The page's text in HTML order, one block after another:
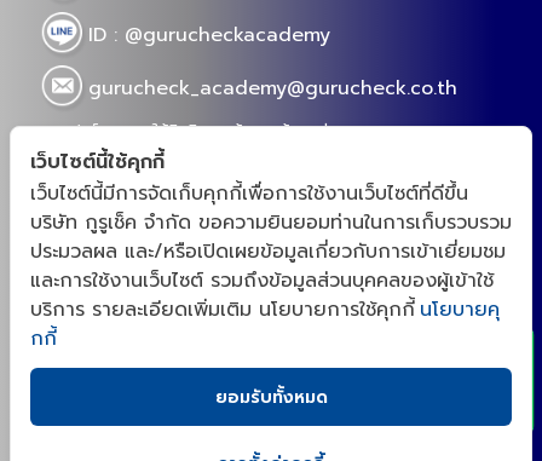
x
ID : @gurucheckacademy
gurucheck_academy@gurucheck.co.th
แบบฟอร์มการขอใช้สิทธิของเจ้าของข้อมูลส่วนบุคคล
“กูรูเช็คสร้างชุมชนสำหรับเจ้าของเเบรนด์ และโรงงาน
OEM จากความต้องการจริงของตลาดอาหารเสริม สกิน
เเคร์ และผู้บริโภค ด้วยประสบการณ์ตรงในการเป็นผู้รีวิว
เราจึงตั้งใจเป็นที่ปรึกษา พัฒนาสูตร(NPD)ให้กับเจ้าของ
เก่งในเเต่ละด้านไว้ ให้ตอบโจทย์การผลิตอาหารเสริม สกิน
เว็บไซต์นี้ใช้คุกกี้
เว็บไซต์นี้มีการจัดเก็บคุกกี้เพื่อการใช้งานเว็บไซต์ที่ดีขึ้น
บริษัท กูรูเช็ค จำกัด ขอความยินยอมท่านในการเก็บรวบรวม
ประมวลผล และ/หรือเปิดเผยข้อมูลเกี่ยวกับการเข้าเยี่ยมชม
และการใช้งานเว็บไซต์ รวมถึงข้อมูลส่วนบุคคลของผู้เข้าใช้
บริการ รายละเอียดเพิ่มเติม นโยบายการใช้คุกกี้ นโยบายคุ
กกี้
ยอมรับทั้งหมด